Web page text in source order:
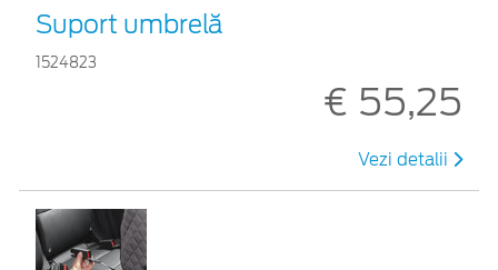
Suport umbrelă
1524823
€ 55,25
Vezi detalii